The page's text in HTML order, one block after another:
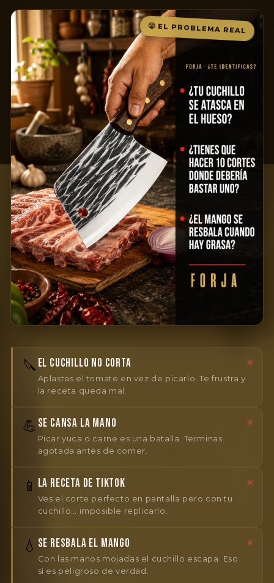
😤 EL PROBLEMA REAL
🔪 EL CUCHILLO NO CORTA
Aplastas el tomate en vez de picarlo. Te frustra y
la receta queda mal.
✕
💪 SE CANSA LA MANO
Picar yuca o carne es una batalla. Terminas
agotada antes de comer.
✕
📱 LA RECETA DE TIKTOK
Ves el corte perfecto en pantalla pero con tu
cuchillo… imposible replicarlo.
✕
💧 SE RESBALA EL MANGO
Con las manos mojadas el cuchillo escapa. Eso
sí es peligroso de verdad.
✕